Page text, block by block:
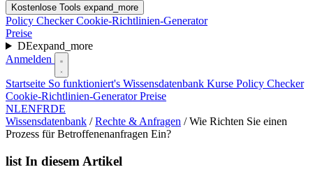
Kostenlose Tools expand_more
Policy CheckerCookie-Richtlinien-Generator
Preise
DEexpand_more
Anmelden
Startseite So funktioniert's Wissensdatenbank Kurse Policy Checker
Cookie-Richtlinien-GeneratorPreise
NLENFRDE
Wissensdatenbank / Rechte & Anfragen / Wie Richten Sie einen
Prozess für Betroffenenanfragen Ein?
list In diesem Artikel